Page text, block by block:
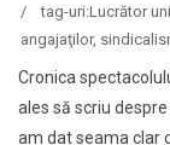
/
tag-uri:Lucrător
angajaţilor,
Cronica
ales să scriu
am dat seama clar